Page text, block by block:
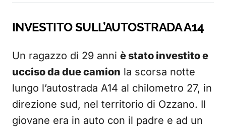
INVESTITO SULL’AUTOSTRADA A14
Un ragazzo di 29 anni è stato investito e
ucciso da due camion la scorsa notte
lungo l’autostrada A14 al chilometro 27, in
direzione sud, nel territorio di Ozzano. Il
giovane era in auto con il padre e ad un